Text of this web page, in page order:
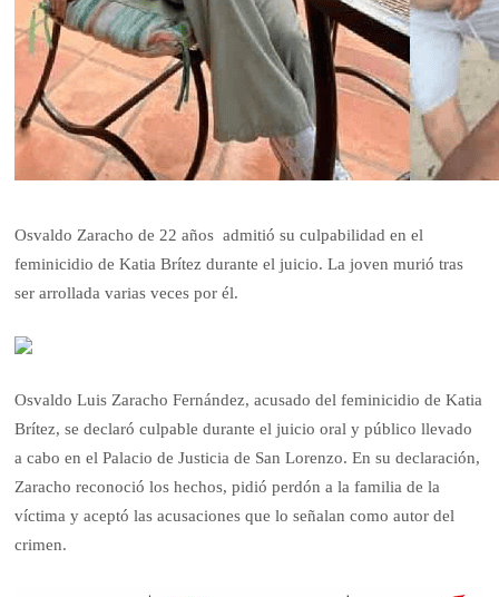
Osvaldo Zaracho de 22 años admitió su culpabilidad en el
feminicidio de Katia Brítez durante el juicio. La joven murió tras
ser arrollada varias veces por él.
Osvaldo Luis Zaracho Fernández, acusado del feminicidio de Katia
Brítez, se declaró culpable durante el juicio oral y público llevado
a cabo en el Palacio de Justicia de San Lorenzo. En su declaración,
Zaracho reconoció los hechos, pidió perdón a la familia de la
víctima y aceptó las acusaciones que lo señalan como autor del
crimen.